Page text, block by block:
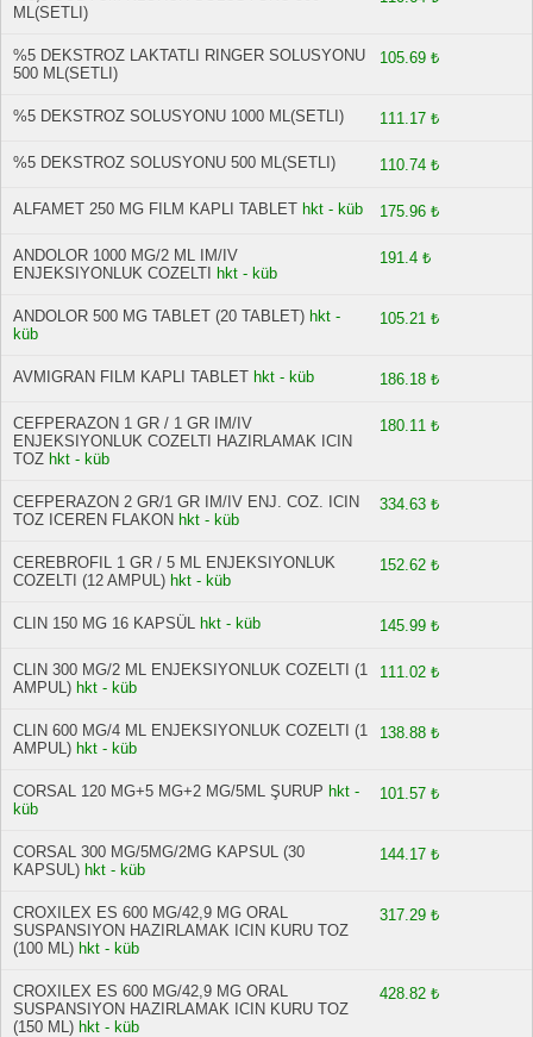
ML(SETLI)
%5 DEKSTROZ LAKTATLI RINGER SOLUSYONU
500 ML(SETLI)
105.69 ₺
%5 DEKSTROZ SOLUSYONU 1000 ML(SETLI) 111.17 ₺
%5 DEKSTROZ SOLUSYONU 500 ML(SETLI) 110.74 ₺
ALFAMET 250 MG FILM KAPLI TABLET hkt - küb 175.96 ₺
ANDOLOR 1000 MG/2 ML IM/IV
ENJEKSIYONLUK COZELTI
hkt - küb
191.4 ₺
ANDOLOR 500 MG TABLET (20 TABLET) hkt -
küb
105.21 ₺
AVMIGRAN FILM KAPLI TABLET hkt - küb 186.18 ₺
CEFPERAZON 1 GR / 1 GR IM/IV
ENJEKSIYONLUK COZELTI HAZIRLAMAK ICIN
TOZ hkt - küb
180.11 ₺
CEFPERAZON 2 GR/1 GR IM/IV ENJ. COZ. ICIN
TOZ ICEREN FLAKON hkt - küb
334.63 ₺
CEREBROFIL 1 GR / 5 ML ENJEKSIYONLUK
COZELTI (12 AMPUL) hkt - küb
152.62 ₺
CLIN 150 MG 16 KAPSÜL hkt - küb 145.99 ₺
CLIN 300 MG/2 ML ENJEKSIYONLUK COZELTI (1
AMPUL) hkt - küb
111.02 ₺
CLIN 600 MG/4 ML ENJEKSIYONLUK COZELTI (1
AMPUL) hkt - küb
138.88 ₺
CORSAL 120 MG+5 MG+2 MG/5ML ŞURUP hkt -
küb
101.57 ₺
CORSAL 300 MG/5MG/2MG KAPSUL (30
KAPSUL) hkt - küb
144.17 ₺
CROXILEX ES 600 MG/42,9 MG ORAL
SUSPANSIYON HAZIRLAMAK ICIN KURU TOZ
(100 ML) hkt - küb
317.29 ₺
CROXILEX ES 600 MG/42,9 MG ORAL
SUSPANSIYON HAZIRLAMAK ICIN KURU TOZ
(150 ML) hkt - küb
428.82 ₺